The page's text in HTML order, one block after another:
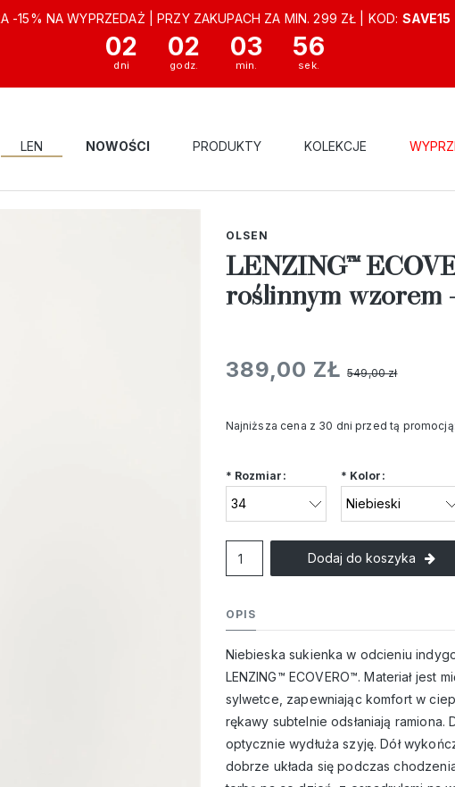
-15% NA WYPRZEDAŻ | PRZY ZAKUPACH ZA MIN. 299 ZŁ | KOD: SAVE15
02 02 03 55
LEN NOWOŚCI PRODUKTY KOLEKCJE
OLSEN
LENZING™
roślinnym wzorem
389,00 ZŁ 549,00 zł
Najniższa cena z 30 dni przed tą
niż 30 dni, wyświetlana jest
cena od momentu, kiedy
pojawił się w sprzedaży.
* Rozmiar: * Kolor:
Dodaj do koszyka
OPIS
Niebieska sukienka w odcieniu
LENZING™ ECOVERO™. Materiał jest
sylwetce, zapewniając komfort w
rękawy subtelnie odsłaniają
optycznie wydłuża szyję. Dół
dobrze układa się podczas